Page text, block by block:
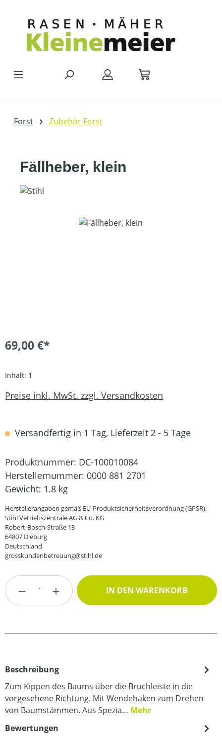
Forst Zubehör Forst
Fällheber, klein
Bildergalerie überspringen
69,00 €*
Inhalt: 1
Preise inkl. MwSt. zzgl. Versandkosten
Versandfertig in 1 Tag, Lieferzeit 2 - 5 Tage
Produktnummer: DC-100010084
Herstellernummer: 0000 881 2701
Gewicht: 1.8 kg
Herstellerangaben gemäß EU-Produktsicherheitsverordnung (GPSR):
Stihl Vetriebszentrale AG & Co. KG
Robert-Bosch-Straße 13
64807 Dieburg
Deutschland
grosskundenbetreuung@stihl.de
Produkt Anzahl: Gib den gewünschten
IN DEN WARENKORB
Beschreibung
Zum Kippen des Baums über die Bruchleiste in die
vorgesehene Richtung. Mit Wendehaken zum Drehen
von Baumstämmen. Aus Spezia… Mehr
Bewertungen